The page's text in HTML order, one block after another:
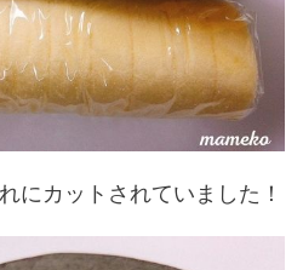
にカットされていました！